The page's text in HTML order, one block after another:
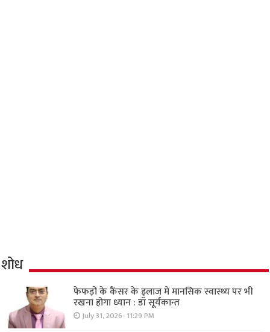
शोध
फेफड़ों के कैंसर के इलाज में मानसिक स्वास्थ्य पर भी
रखना होगा ध्यान : डॉ सूर्यकान्त
July 31, 2026- 11:29 PM